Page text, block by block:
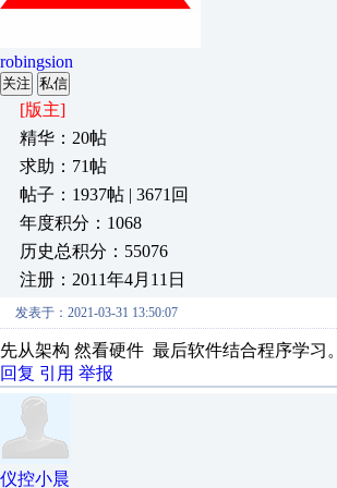
robingsion
关注 私信
[版主]
精华：20帖
求助：71帖
帖子：1937帖 | 3671回
年度积分：1068
历史总积分：55076
注册：2011年4月11日
发表于：2021-03-31 13:50:07
先从架构 然看硬件 最后软件结合程序学习。
回复 引用 举报
仪控小晨